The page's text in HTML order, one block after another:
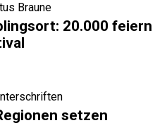
Braune
20.000 feiern
setzen